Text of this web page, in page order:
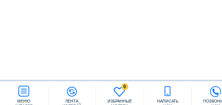
Заказать звонок
МЕНЮ
ЛЕНТА
0
ИЗБРАННЫЕ
НАПИСАТЬ